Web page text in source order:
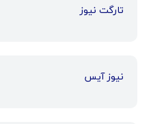
تارگت نیوز
نیوز آیس